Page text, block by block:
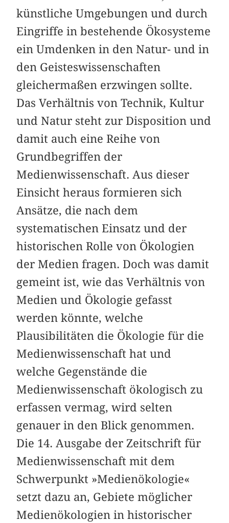
künstliche Umgebungen und durch
Eingriffe in bestehende Ökosysteme
ein Umdenken in den Natur- und in
den Geisteswissenschaften
gleichermaßen erzwingen sollte.
Das Verhältnis von Technik, Kultur
und Natur steht zur Disposition und
damit auch eine Reihe von
Grundbegriffen der
Medienwissenschaft. Aus dieser
Einsicht heraus formieren sich
Ansätze, die nach dem
systematischen Einsatz und der
historischen Rolle von Ökologien
der Medien fragen. Doch was damit
gemeint ist, wie das Verhältnis von
Medien und Ökologie gefasst
werden könnte, welche
Plausibilitäten die Ökologie für die
Medienwissenschaft hat und
welche Gegenstände die
Medienwissenschaft ökologisch zu
erfassen vermag, wird selten
genauer in den Blick genommen.
Die 14. Ausgabe der Zeitschrift für
Medienwissenschaft mit dem
Schwerpunkt »Medienökologie«
setzt dazu an, Gebiete möglicher
Medienökologien in historischer